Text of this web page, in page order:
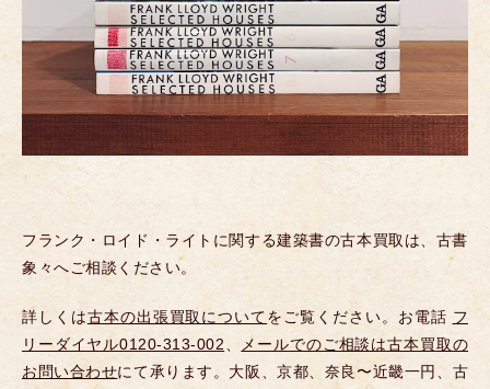
フランク・ロイド・ライトに関する建築書の古本買取は、古書
象々へご相談ください。
詳しくは古本の出張買取についてをご覧ください。お電話 フ
リーダイヤル0120-313-002、
メールでのご相談は古本買取の
お問い合わせにて承ります。大阪、京都、奈良〜近畿一円、古